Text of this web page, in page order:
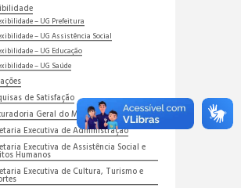
– UG Prefeitura
– UG Assistência Social
– UG Educação
– UG Saúde
de Satisfação
Geral do Município
Executiva de Administração
Executiva de Assistência Social e
Humanos
Executiva de Cultura, Turismo e